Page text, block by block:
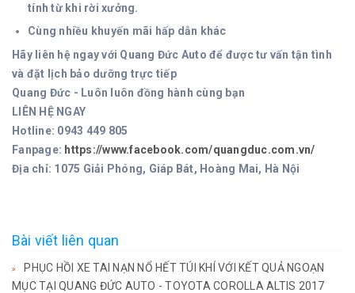
tính từ khi rời xưởng.
Cùng nhiều khuyến mãi hấp dẫn khác
Hãy liên hệ ngay với Quang Đức Auto để được tư vấn tận tình
và đặt lịch bảo dưỡng trực tiếp
Quang Đức - Luôn luôn đồng hành cùng bạn
LIÊN HỆ NGAY
Hotline: 0943 449 805
Fanpage: https://www.facebook.com/quangduc.com.vn/
Địa chỉ: 1075 Giải Phóng, Giáp Bát, Hoàng Mai, Hà Nội
Bài viết liên quan
PHỤC HỒI XE TAI NẠN NỔ HẾT TÚI KHÍ VỚI KẾT QUẢ NGOẠN
MỤC TẠI QUANG ĐỨC AUTO - TOYOTA COROLLA ALTIS 2017